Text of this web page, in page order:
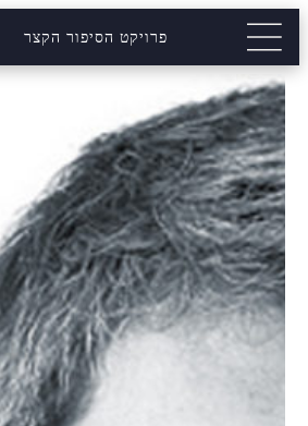
פרויקט הסיפור הקצר